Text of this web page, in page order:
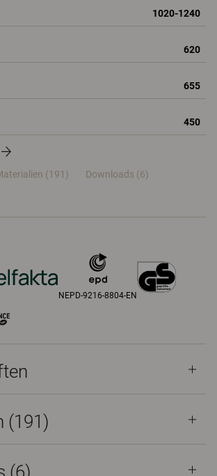
1020-1240
620
655
450
(191) Downloads (6)
NEPD-9216-8804-EN
(191)
(6)